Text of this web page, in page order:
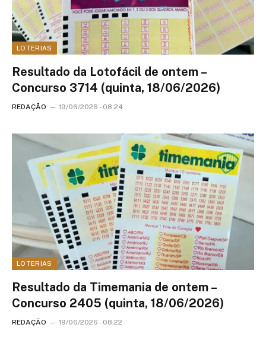
LOTERIAS
Resultado da Lotofácil de ontem –
Concurso 3714 (quinta, 18/06/2026)
REDAÇÃO 19/06/2026 - 08:24
LOTERIAS
Resultado da Timemania de ontem –
Concurso 2405 (quinta, 18/06/2026)
REDAÇÃO 19/06/2026 - 08:22